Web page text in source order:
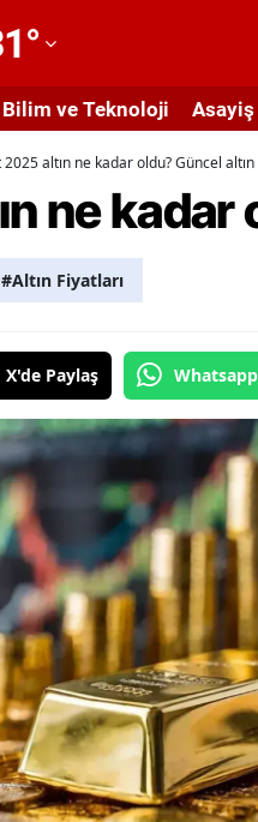
°
Bilim ve Teknoloji Asayiş
altın ne kadar oldu? Güncel altın
ne kadar
#Altın Fiyatları
X'de Paylaş